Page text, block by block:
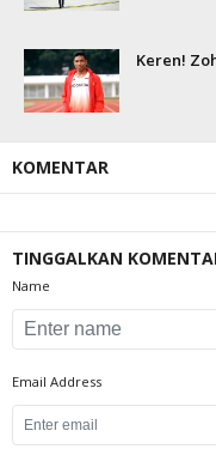
Keren!
KOMENTAR
TINGGALKAN
Name
Email Address